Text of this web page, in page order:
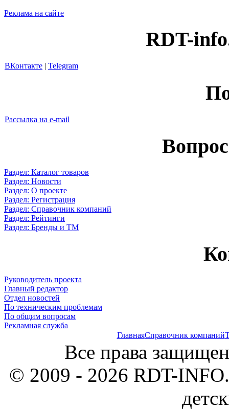
Реклама на сайте
RDT-
ВКонтакте | Telegram
Рассылка на e-mail
Раздел: Каталог товаров
Раздел: Новости
Раздел: О проекте
Раздел: Регистрация
Раздел: Справочник компаний
Раздел: Рейтинги
Раздел: Бренды и ТМ
Руководитель проекта
Главный редактор
Отдел новостей
По техническим проблемам
По общим вопросам
Рекламная служба
ГлавнаяСправочник компаний
Все права
© 2009 - 2026 RDT-